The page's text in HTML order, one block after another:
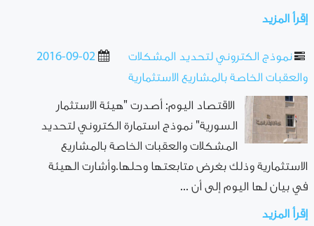
إقرأ المزيد
2016-09-02
نموذج الكتروني لتحديد المشكلات
والعقبات الخاصة بالمشاريع الاستثمارية
الاقتصاد اليوم: أصدرت "هيئة الاستثمار
السورية" نموذج استمارة الكتروني لتحديد
المشكلات والعقبات الخاصة بالمشاريع
الاستثمارية وذلك بغرض متابعتها وحلها.وأشارت الهيئة
في بيان لها اليوم إلى أن ...
إقرأ المزيد